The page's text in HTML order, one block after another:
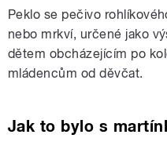
Peklo se pečivo
nebo mrkví, určené jako
dětem obcházejícím po
mládencům od děvčat.
Jak to bylo s